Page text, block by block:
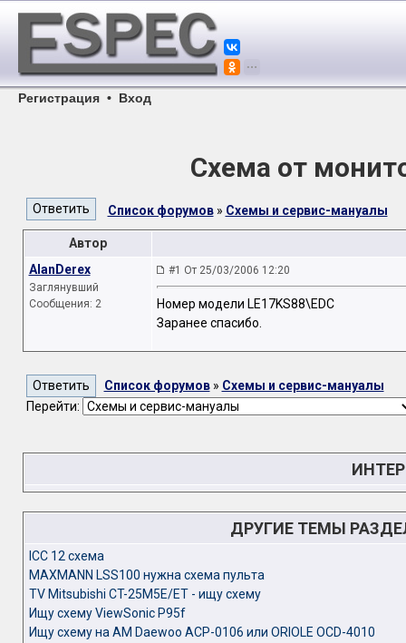
Регистрация • Вход
Схема от
Список форумов» Схемы и сервис-мануалы
Автор
AlanDerex
Заглянувший
Сообщения: 2
#1 От 25/03/2006 12:20
Номер модели LE17KS88\EDC
Заранее спасибо.
Список форумов» Схемы и сервис-мануалы
Перейти:
ДРУГИЕ ТЕМЫ
ICC 12 схема
MAXMANN LSS100 нужна схема пульта
TV Mitsubishi CT-25M5E/ET - ищу схему
Ищу схему ViewSonic P95f
Ищу схему на АМ Daewoo ACP-0106 или ORIOLE OCD-4010